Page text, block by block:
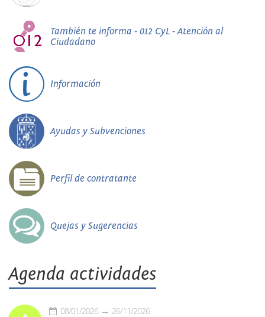
También te informa - 012 CyL - Atención al
Ciudadano
Información
Ayudas y Subvenciones
Perfil de contratante
Quejas y Sugerencias
Agenda actividades
08/01/2026 26/11/2026